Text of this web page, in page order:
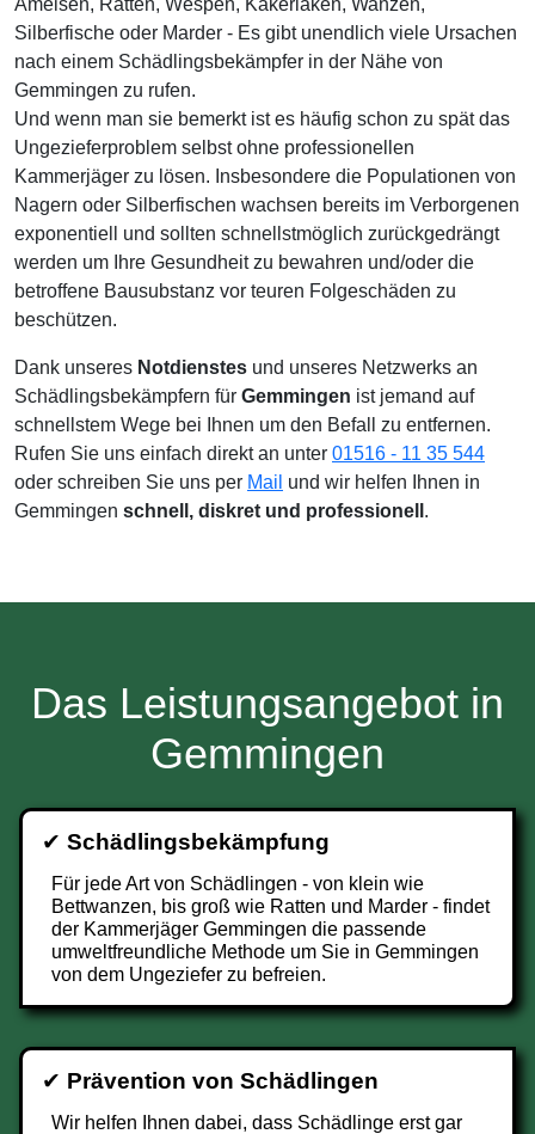
Ameisen, Ratten, Wespen, Kakerlaken, Wanzen,
Silberfische oder Marder - Es gibt unendlich viele Ursachen
nach einem Schädlingsbekämpfer in der Nähe von
Gemmingen zu rufen.
Und wenn man sie bemerkt ist es häufig schon zu spät das
Ungezieferproblem selbst ohne professionellen
Kammerjäger zu lösen. Insbesondere die Populationen von
Nagern oder Silberfischen wachsen bereits im Verborgenen
exponentiell und sollten schnellstmöglich zurückgedrängt
werden um Ihre Gesundheit zu bewahren und/oder die
betroffene Bausubstanz vor teuren Folgeschäden zu
beschützen.
Dank unseres Notdienstes und unseres Netzwerks an
Schädlingsbekämpfern für Gemmingen ist jemand auf
schnellstem Wege bei Ihnen um den Befall zu entfernen.
Rufen Sie uns einfach direkt an unter 01516 - 11 35 544
oder schreiben Sie uns per Mail und wir helfen Ihnen in
Gemmingen schnell, diskret und professionell .
Das Leistungsangebot in
Gemmingen
✔ Schädlingsbekämpfung
Für jede Art von Schädlingen - von klein wie
Bettwanzen, bis groß wie Ratten und Marder - findet
der Kammerjäger Gemmingen die passende
umweltfreundliche Methode um Sie in Gemmingen
von dem Ungeziefer zu befreien.
✔ Prävention von Schädlingen
Wir helfen Ihnen dabei, dass Schädlinge erst gar